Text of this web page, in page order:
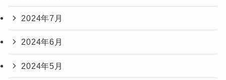
2024年7月
2024年6月
2024年5月